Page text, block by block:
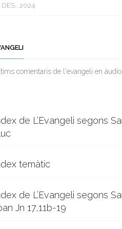
DES., 2024
comentaris de l'evangeli en àudio:
de L’Evangeli segons
temàtic
de L’Evangeli segons
Jn 17,11b-19